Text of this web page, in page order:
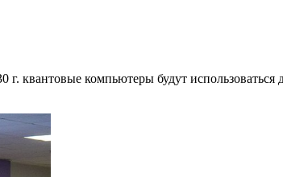
г. квантовые компьютеры будут использоваться